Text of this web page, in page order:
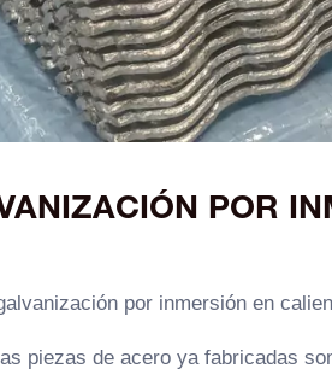
POR
por inmersión en
piezas de acero ya fabricadas